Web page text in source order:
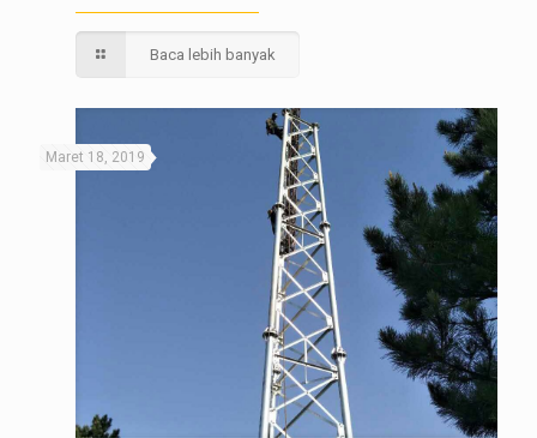
Baca lebih banyak
Maret 18, 2019